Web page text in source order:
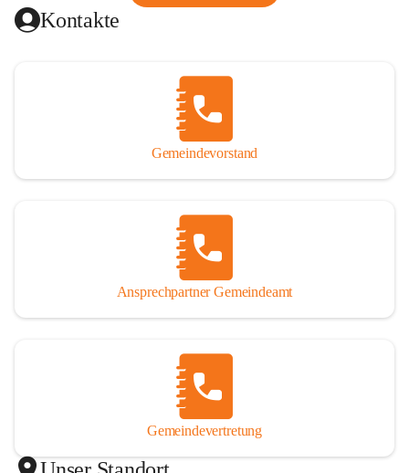
Kontakte
Gemeindevorstand
Ansprechpartner Gemeindeamt
Gemeindevertretung